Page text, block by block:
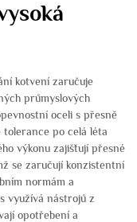
kotvení zaručuje
průmyslových
oceli s přesně
po celá léta
výkonu zajišťují přesné
se zaručují konzistentní
normám a
využívá nástrojů z
opotřebení a